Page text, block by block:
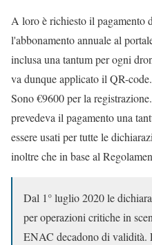
A loro è richiesto il pagamento
l'abbonamento annuale al
inclusa una tantum per ogni
va dunque applicato il QR-
Sono €9600 per la
prevedeva il pagamento una
essere usati per tutte le
inoltre che in base al
Dal 1° luglio 2020 le
per operazioni critiche in
ENAC decadono di validità.